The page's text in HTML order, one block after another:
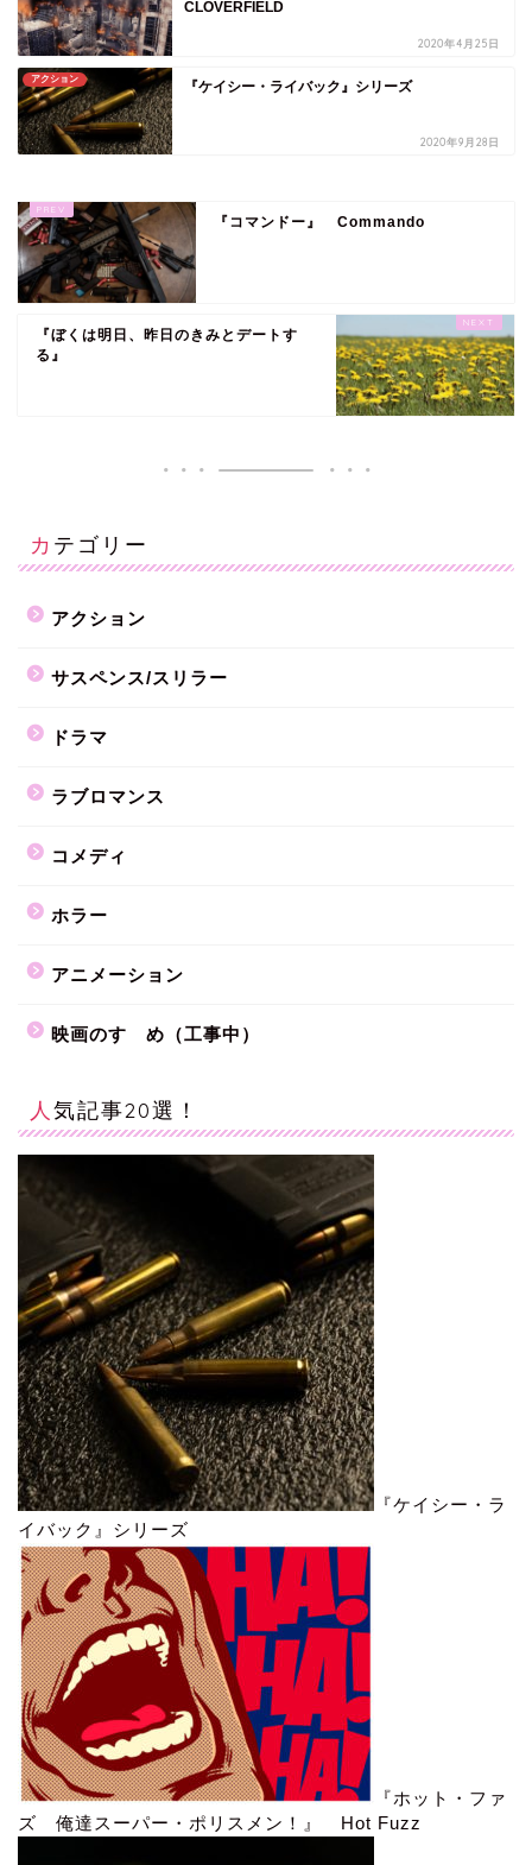
CLOVERFIELD
2020年4月25日
アクション 『ケイシー・ライバック』シリーズ
2020年9月28日
『コマンドー』 Commando
『ぼくは明日、昨日のきみとデートす
る』
カテゴリー
アクション
サスペンス/スリラー
ドラマ
ラブロマンス
コメディ
ホラー
アニメーション
映画のすゝめ（工事中）
人気記事20選！
『ケイシー・ラ
イバック』シリーズ
『ホット・ファ
ズ 俺達スーパー・ポリスメン！』 Hot Fuzz